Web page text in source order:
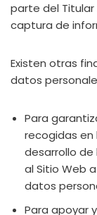
parte del
captura de
Existen otras
datos
Para
recogidas en
desarrollo
al Sitio Web
datos
Para apoyar